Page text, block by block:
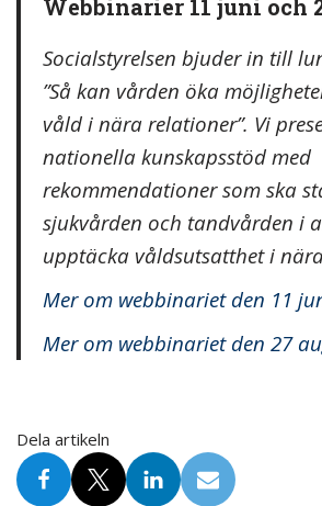
Webbinarier 11 juni och
Socialstyrelsen bjuder in till
”Så kan vården öka
våld i nära relationer”. Vi
nationella kunskapsstöd med
rekommendationer som ska
sjukvården och tandvården i
upptäcka våldsutsatthet i
Mer om webbinariet den 11
Mer om webbinariet den 27
Dela artikeln